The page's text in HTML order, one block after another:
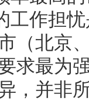
工作担
（北京
求最为
，并非